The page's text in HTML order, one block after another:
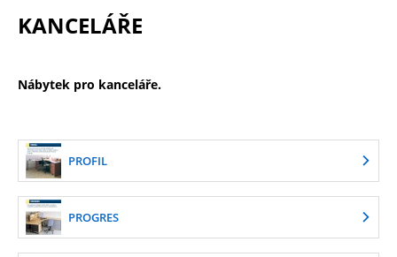
KANCELÁŘE
Nábytek pro kanceláře.
PROFIL
PROGRES